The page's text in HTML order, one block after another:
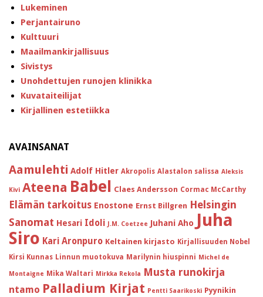
Lukeminen
Perjantairuno
Kulttuuri
Maailmankirjallisuus
Sivistys
Unohdettujen runojen klinikka
Kuvataiteilijat
Kirjallinen estetiikka
AVAINSANAT
Aamulehti Adolf Hitler Akropolis Alastalon salissa Aleksis
Kivi Ateena Babel Claes Andersson Cormac McCarthy
Elämän tarkoitus Enostone Ernst Billgren Helsingin
Sanomat Hesari Idoli J.M. Coetzee Juhani Aho Juha
Siro Kari Aronpuro Keltainen kirjasto Kirjallisuuden Nobel
Kirsi Kunnas Linnun muotokuva Marilynin hiuspinni Michel de
Montaigne Mika Waltari Mirkka Rekola Musta runokirja
ntamo Palladium Kirjat Pentti Saarikoski Pyynikin